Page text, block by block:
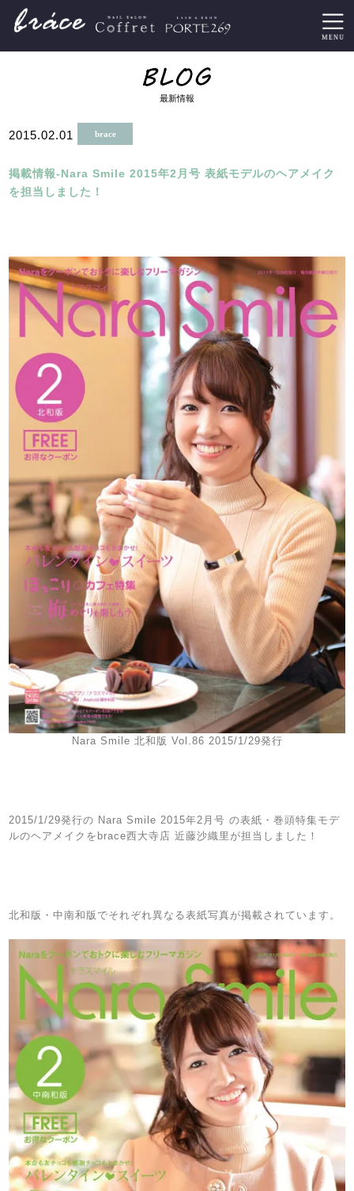
最新情報
2015.02.01 brace
掲載情報-Nara Smile 2015年2月号 表紙モデルのヘアメイク
を担当しました！
Nara Smile 北和版 Vol.86 2015/1/29発行
2015/1/29発行の Nara Smile 2015年2月号 の表紙・巻頭特集モデ
ルのヘアメイクをbrace西大寺店 近藤沙織里が担当しました！
北和版・中南和版でそれぞれ異なる表紙写真が掲載されています。